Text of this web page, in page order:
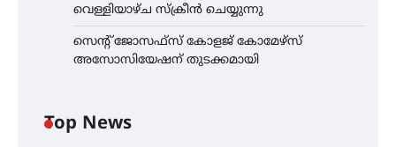
വെള്ളിയാഴ്ച സ്‌ക്രീൻ ചെയ്യുന്നു
സെന്റ് ജോസഫ്സ് കോളജ് കോമേഴ്‌സ്
അസോസിയേഷന് തുടക്കമായി
Top News